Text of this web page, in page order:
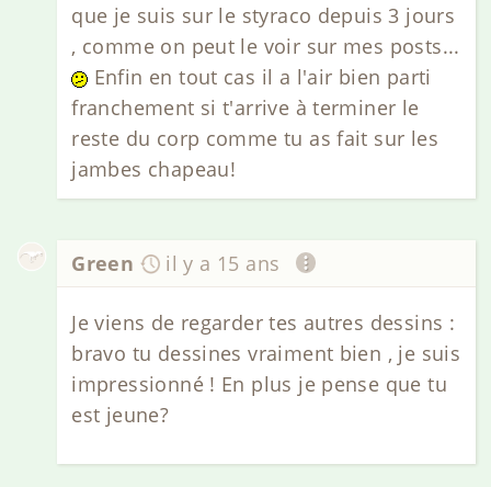
que je suis sur le styraco depuis 3 jours
, comme on peut le voir sur mes posts...
Enfin en tout cas il a l'air bien parti
franchement si t'arrive à terminer le
reste du corp comme tu as fait sur les
jambes chapeau!
Green il y a 15 ans
Je viens de regarder tes autres dessins :
bravo tu dessines vraiment bien , je suis
impressionné ! En plus je pense que tu
est jeune?